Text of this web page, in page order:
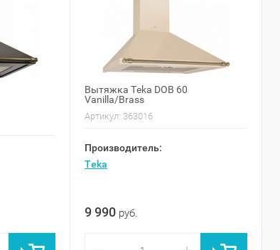
Вытяжка Teka DOB 60
Vanilla/Brass
Артикул: 363016
Производитель:
Teka
9 990 руб.